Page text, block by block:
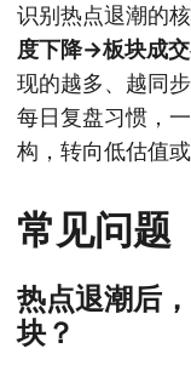
识别热点退潮的
度下降→板块成
现的越多、越同
每日复盘习惯，
构，转向低估值或
常见问题
热点退潮后
块？